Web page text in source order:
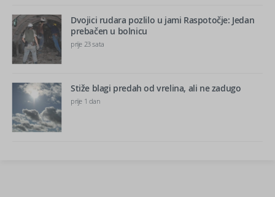
Dvojici rudara pozlilo u jami Raspotočje: Jedan
prebačen u bolnicu
prije 23 sata
Stiže blagi predah od vrelina, ali ne zadugo
prije 1 dan